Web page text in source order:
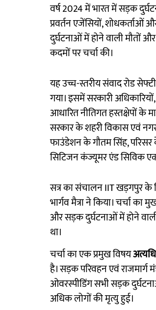
वर्ष 2024 में भारत में सड़क
प्रवर्तन एजेंसियों,
दुर्घटनाओं में होने वाली मौतों
कदमों पर चर्चा की।
यह उच्च-स्तरीय संवाद रोड
गया। इसमें सरकारी
आधारित नीतिगत हस्तक्षेपों के
सरकार के शहरी विकास एवं
फाउंडेशन के गौतम सिंह, परिसर
सिटिजन कंज्यूमर एंड सिविक
सत्र का संचालन IIT खड़गपुर के
भार्गव मैत्रा ने किया। चर्चा का
और सड़क दुर्घटनाओं में होने
था।
चर्चा का एक प्रमुख विषय
है। सड़क परिवहन एवं राजमार्ग
ओवरस्पीडिंग सभी सड़क
अधिक लोगों की मृत्यु हुई।